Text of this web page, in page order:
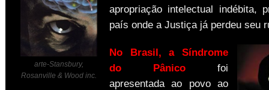
arte-Stansbury,
Rosanville & Wood inc.
apropriação intelectual indébita,
país onde a Justiça já perdeu seu
No Brasil, a Síndrome
do Pânico foi
apresentada ao povo ao